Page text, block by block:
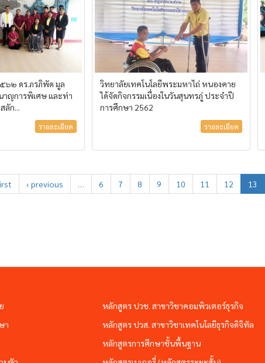
๖๒ ดร.ภรภิพัด มูล
าญการพิเศษ และท่า
ลัก...
รายละเอียด
วิทยาลัยเทคโนโลยีพระมหาไถ่ หนองคาย
ได้จัดกิจกรรมเนื่องในวันสุนทรภู่ ประจำปี
การศึกษา 2562
รายละเอียด
‹ previous … 6 7 8 9 10 11 12 13
า
หลักสูตร ปวช. สาขาวิชาคอมพิวเตอร์ธุรกิจ
หลักสูตร ปวส. สาขาวิชาเทคโนโลยีธุรกิจดิจิทัล
หลักสูตรการศึกษาชั้นพื้นฐาน